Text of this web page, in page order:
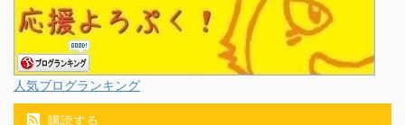
人気ブログランキング
購読する